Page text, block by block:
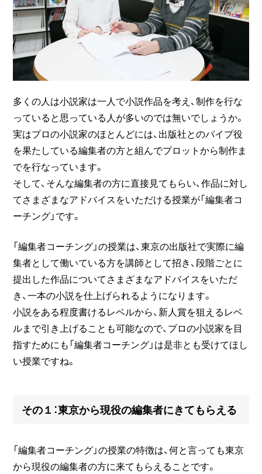
多くの人は小説家は一人で小説作品を考え、制作を行な
っていると思っている人が多いのでは無いでしょうか。
実はプロの小説家のほとんどには、出版社とのパイプ役
を果たしている編集者の方と組んでプロットから制作ま
でを行なっています。
そして、そんな編集者の方に直接見てもらい、作品に対し
てさまざまなアドバイスをいただける授業が「編集者コ
ーチング」です。
「編集者コーチング」の授業は、東京の出版社で実際に編
集者として働いている方を講師として招き、段階ごとに
提出した作品についてさまざまなアドバイスをいただ
き、一本の小説を仕上げられるようになります。
小説をある程度書けるレベルから、新人賞を狙えるレベ
ルまで引き上げることも可能なので、プロの小説家を目
指すためにも「編集者コーチング」は是非とも受けてほし
い授業ですね。
その１：東京から現役の編集者にきてもらえる
「編集者コーチング」の授業の特徴は、何と言っても東京
から現役の編集者の方に来てもらえることです。